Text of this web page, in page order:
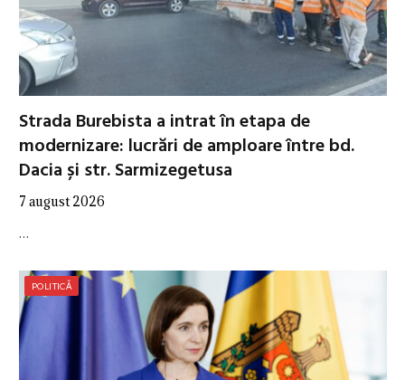
Strada Burebista a intrat în etapa de
modernizare: lucrări de amploare între bd.
Dacia și str. Sarmizegetusa
7 august 2026
…
POLITICĂ